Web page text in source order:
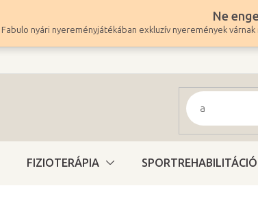
Ne
Fabulo nyári nyereményjátékában exkluzív nyeremények
FIZIOTERÁPIA SPORTREHABILITÁCIÓ